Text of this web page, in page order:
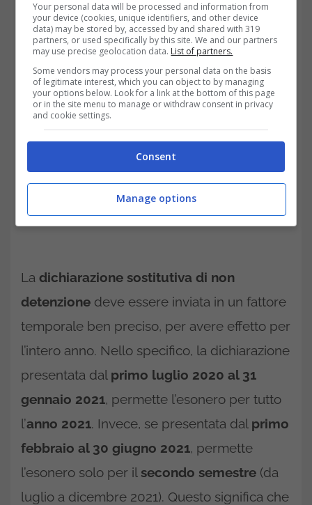
inviare una dichiarazione sostitutiva di non
detenzione. Il modulo è scaricabile dal sito
dell’Agenzia delle Entrate (Quadro A).
La dichiarazione sostitutiva di non
detenzione deve essere inviata in un fattore
temporale ben preciso, per avere effetto per
l’intero anno. Nello specifico, la dichiarazione
presentata dal primo luglio 2020 al 31
gennaio 2021, permette l’esonero per tutto
l’anno 2021. Invece, se presentata dal primo
febbraio al 30 giugno 2021, permette
l’esonero solo per il secondo semestre (da
luglio a dicembre 2021). Questo significa che
Your personal data will be processed and information from
your device (cookies, unique identifiers, and other device
data) may be stored by, accessed by and shared with 319
partners, or used specifically by this site. We and our partners
may use precise geolocation data. List of partners.
Some vendors may process your personal data on the basis
of legitimate interest, which you can object to by managing
your options below. Look for a link at the bottom of this page
or in the site menu to manage or withdraw consent in privacy
and cookie settings.
Consent
Manage options